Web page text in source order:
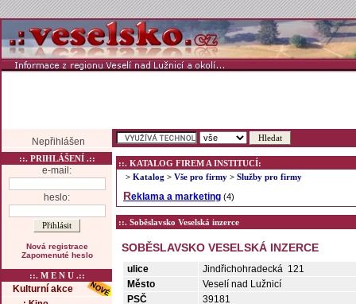
Nepřihlášen
::. PRIHLÁŠENÍ .::
e-mail:
heslo:
Nová registrace
Zapomenuté heslo
::. M E N U .::
Kulturní akce
::. KATALOG FIREM A INSTITUCÍ:
> Katalog > Vše pro firmy > Služby pro firmy
Reklama a marketing (4)
::. Soběslavsko Veselská inzerce
SOBĚSLAVSKO VESELSKÁ INZERCE
ulice
Jindřichohradecká 121
Město
Veselí nad Lužnicí
PSČ
39181